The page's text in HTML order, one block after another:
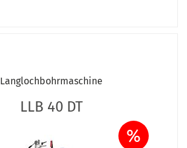
Langlochbohrmaschine
LLB 40 DT
%